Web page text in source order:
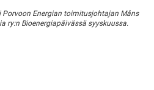
Energian toimitusjohtajan Måns
ry:n Bioenergiapäivässä syyskuussa.